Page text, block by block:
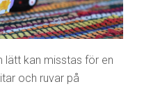
lätt kan misstas för en
och ruvar på